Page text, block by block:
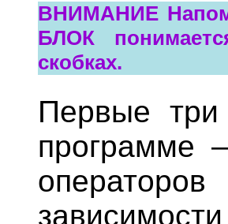
ВНИМАНИЕ
БЛОК
скобках.
Первые три
программе